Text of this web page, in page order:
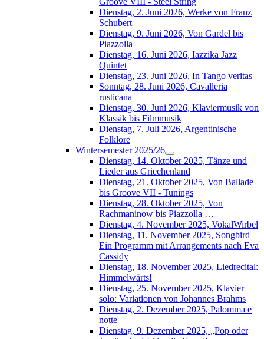
Dienstag, 2. Juni 2026, Werke von Franz
Schubert
Dienstag, 9. Juni 2026, Von Gardel bis
Piazzolla
Dienstag, 16. Juni 2026, Iazzika Jazz
Quintet
Dienstag, 23. Juni 2026, In Tango veritas
Sonntag, 28. Juni 2026, Cavalleria
rusticana
Dienstag, 30. Juni 2026, Klaviermusik von
Klassik bis Filmmusik
Dienstag, 7. Juli 2026, Argentinische
Folklore
Wintersemester 2025/26
Dienstag, 14. Oktober 2025, Tänze und
Lieder aus Griechenland
Dienstag, 21. Oktober 2025, Von Ballade
bis Groove VII - Tunings
Dienstag, 28. Oktober 2025, Von
Rachmaninow bis Piazzolla …
Dienstag, 4. November 2025, VokalWirbel
Dienstag, 11. November 2025, Songbird –
Ein Programm mit Arrangements nach Eva
Cassidy
Dienstag, 18. November 2025, Liedrecital:
Himmelwärts!
Dienstag, 25. November 2025, Klavier
solo: Variationen von Johannes Brahms
Dienstag, 2. Dezember 2025, Palomma e
notte
Dienstag, 9. Dezember 2025, „Pop oder